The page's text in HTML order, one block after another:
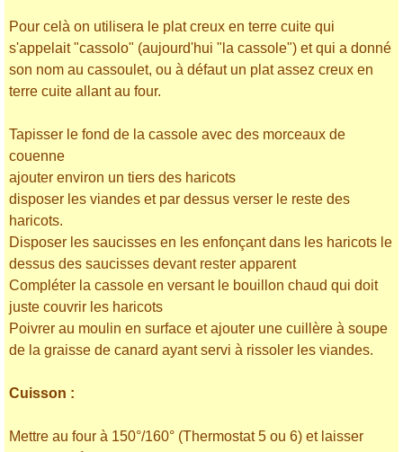
Pour celà on utilisera le plat creux en terre cuite qui
s'appelait "cassolo" (aujourd'hui "la cassole") et qui a donné
son nom au cassoulet, ou à défaut un plat assez creux en
terre cuite allant au four.
Tapisser le fond de la cassole avec des morceaux de
couenne
ajouter environ un tiers des haricots
disposer les viandes et par dessus verser le reste des
haricots.
Disposer les saucisses en les enfonçant dans les haricots le
dessus des saucisses devant rester apparent
Compléter la cassole en versant le bouillon chaud qui doit
juste couvrir les haricots
Poivrer au moulin en surface et ajouter une cuillère à soupe
de la graisse de canard ayant servi à rissoler les viandes.
Cuisson :
Mettre au four à 150°/160° (Thermostat 5 ou 6) et laisser